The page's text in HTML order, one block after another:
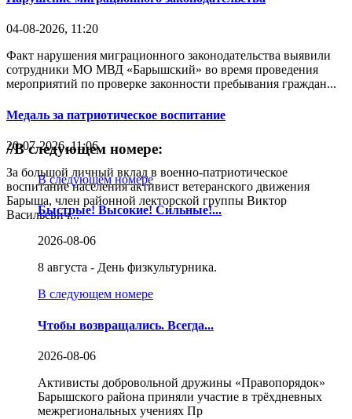
04-08-2026, 11:20
Факт нарушения миграционного законодательства выявили
сотрудники МО МВД «Барышский» во время проведения
мероприятий по проверке законности пребывания граждан...
Медаль за патриотическое воспитание
20-07-2026, 11:06
За большой личный вклад в военно-патриотическое
воспитание населения активист ветеранского движения
Барыша, член районной лекторской группы Виктор
Васильевич...
//В следующем номере:
В следующем номере
Быстрые! Высокие! Сильные!...
2026-08-06
8 августа - День физкультурника.
В следующем номере
Чтобы возвращались. Всегда...
2026-08-06
Активисты добровольной дружины «Правопорядок»
Барышского района приняли участие в трёхдневных
межрегиональных учениях Пр